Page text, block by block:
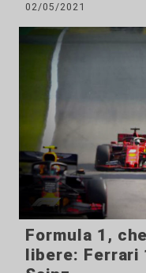
02/05/2021
Formula 1,
libere: Ferrari